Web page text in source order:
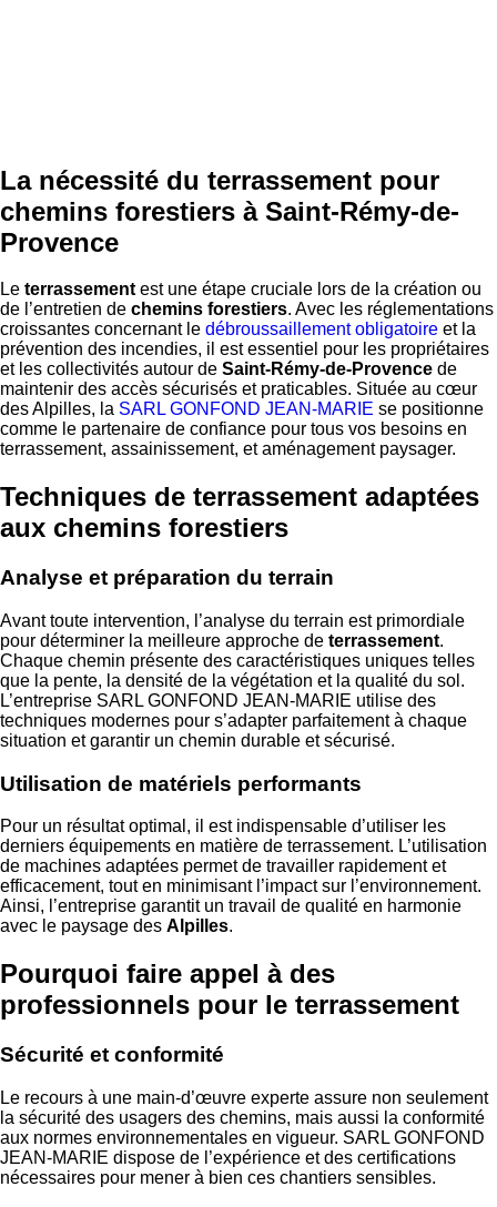
La nécessité du terrassement pour
chemins forestiers à Saint-Rémy-de-
Provence
Le terrassementest une étape cruciale lors de la création ou
de l’entretien de chemins forestiers. Avec les réglementations
croissantes concernant le débroussaillement obligatoire et la
prévention des incendies, il est essentiel pour les propriétaires
et les collectivités autour de Saint-Rémy-de-Provence de
maintenir des accès sécurisés et praticables. Située au cœur
des Alpilles, la SARL GONFOND JEAN-MARIE se positionne
comme le partenaire de confiance pour tous vos besoins en
terrassement, assainissement, et aménagement paysager.
Techniques de terrassement adaptées
aux chemins forestiers
Analyse et préparation du terrain
Avant toute intervention, l’analyse du terrain est primordiale
pour déterminer la meilleure approche de terrassement.
Chaque chemin présente des caractéristiques uniques telles
que la pente, la densité de la végétation et la qualité du sol.
L’entreprise SARL GONFOND JEAN-MARIE utilise des
techniques modernes pour s’adapter parfaitement à chaque
situation et garantir un chemin durable et sécurisé.
Utilisation de matériels performants
Pour un résultat optimal, il est indispensable d’utiliser les
derniers équipements en matière de terrassement. L’utilisation
de machines adaptées permet de travailler rapidement et
efficacement, tout en minimisant l’impact sur l’environnement.
Ainsi, l’entreprise garantit un travail de qualité en harmonie
avec le paysage des Alpilles.
Pourquoi faire appel à des
professionnels pour le terrassement
Sécurité et conformité
Le recours à une main-d’œuvre experte assure non seulement
la sécurité des usagers des chemins, mais aussi la conformité
aux normes environnementales en vigueur. SARL GONFOND
JEAN-MARIE dispose de l’expérience et des certifications
nécessaires pour mener à bien ces chantiers sensibles.